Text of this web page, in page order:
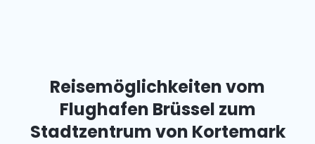
Reisemöglichkeiten vom
Flughafen Brüssel zum
Stadtzentrum von Kortemark